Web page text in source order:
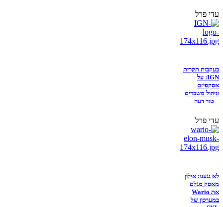
עדי פרל
בעקבות תקרית
IGN: על
אסקפיזם
וניהול משברים
– טור דעה
עדי פרל
לא נגענו: אילון
מאסק מגלם
את Wario
במערכון של